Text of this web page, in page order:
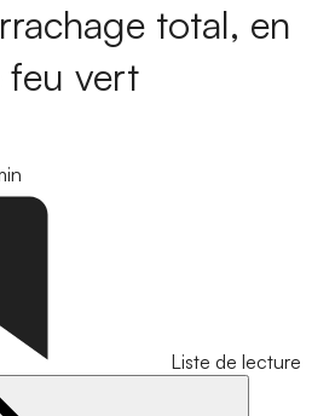
total, en
feu vert
Liste de lecture